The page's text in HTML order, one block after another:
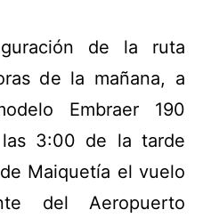
de la ruta
de la mañana, a
Embraer 190
las 3:00 de la tarde
Maiquetía el vuelo
del Aeropuerto